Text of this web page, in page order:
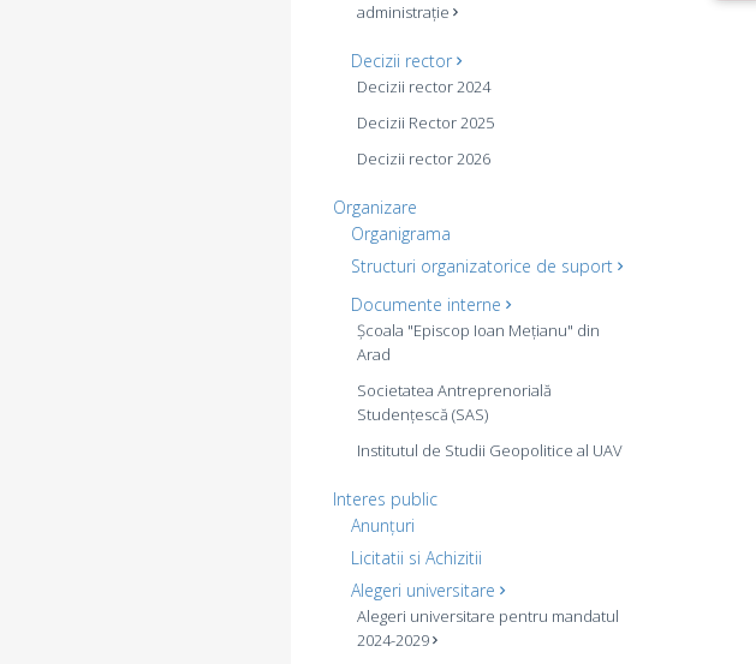
administrație
Decizii rector
Decizii rector 2024
Decizii Rector 2025
Decizii rector 2026
Organizare
Organigrama
Structuri organizatorice de suport
Documente interne
Școala "Episcop Ioan Mețianu" din
Arad
Societatea Antreprenorială
Studențescă (SAS)
Institutul de Studii Geopolitice al UAV
Interes public
Anunțuri
Licitatii si Achizitii
Alegeri universitare
Alegeri universitare pentru mandatul
2024-2029